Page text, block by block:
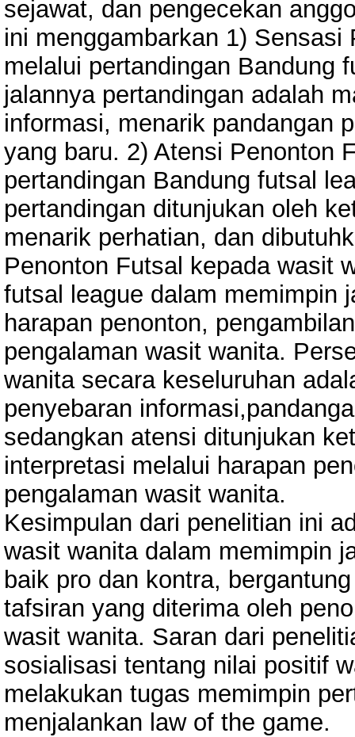
sejawat, dan pengecekan
ini menggambarkan 1)
melalui pertandingan Bandung
jalannya pertandingan adalah
informasi, menarik pandangan
yang baru. 2) Atensi Penonton
pertandingan Bandung futsal
pertandingan ditunjukan oleh
menarik perhatian, dan
Penonton Futsal kepada wasit
futsal league dalam memimpin
harapan penonton,
pengalaman wasit wanita.
wanita secara keseluruhan
penyebaran
sedangkan atensi ditunjukan
interpretasi melalui harapan
pengalaman wasit wanita.
Kesimpulan dari penelitian ini
wasit wanita dalam memimpin
baik pro dan kontra,
tafsiran yang diterima oleh
wasit wanita. Saran dari
sosialisasi tentang nilai positif
melakukan tugas memimpin
menjalankan law of the game.